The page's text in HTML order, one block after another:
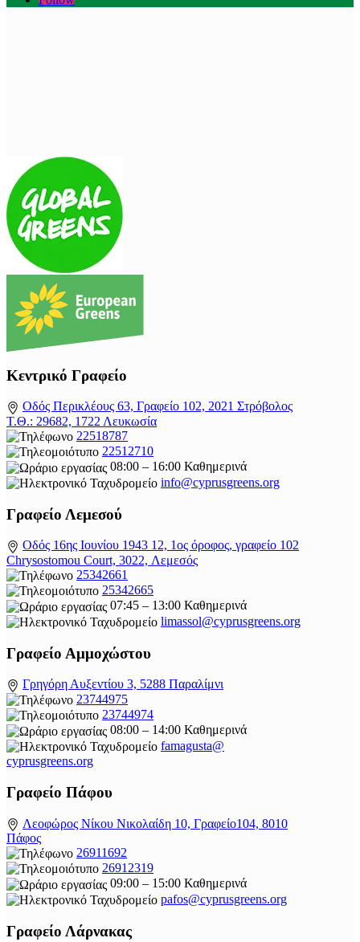
Κεντρικό Γραφείο
Οδός Περικλέους 63, Γραφείο 102, 2021 Στρόβολος
Τ.Θ.: 29682, 1722 Λευκωσία
22518787
22512710
08:00 – 16:00 Καθημερινά
info@cyprusgreens.org
Γραφείο Λεμεσού
Οδός 16ης Ιουνίου 1943 12, 1ος όροφος, γραφείο 102
Chrysostomou Court, 3022, Λεμεσός
25342661
25342665
07:45 – 13:00 Καθημερινά
limassol@cyprusgreens.org
Γραφείο Αμμοχώστου
Γρηγόρη Αυξεντίου 3, 5288 Παραλίμνι
23744975
23744974
08:00 – 14:00 Καθημερινά
famagusta@
cyprusgreens.org
Γραφείο Πάφου
Λεοφώρος Νίκου Νικολαίδη 10, Γραφείο104, 8010
Πάφος
26911692
26912319
09:00 – 15:00 Καθημερινά
pafos@cyprusgreens.org
Γραφείο Λάρνακας